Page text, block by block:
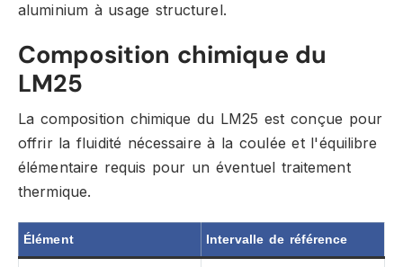
aluminium à usage structurel.
Composition chimique du
LM25
La composition chimique du LM25 est conçue pour
offrir la fluidité nécessaire à la coulée et l'équilibre
élémentaire requis pour un éventuel traitement
thermique.
Élément Intervalle de référence